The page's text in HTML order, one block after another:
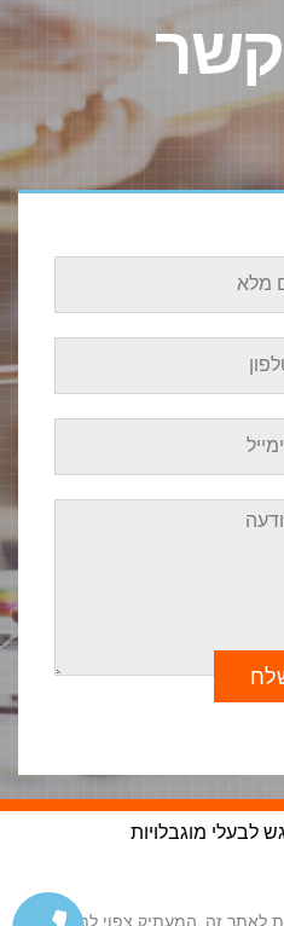
קשר
לבעלי מוגבלויות
לאתר זה, המעתיק צפוי לתביעה